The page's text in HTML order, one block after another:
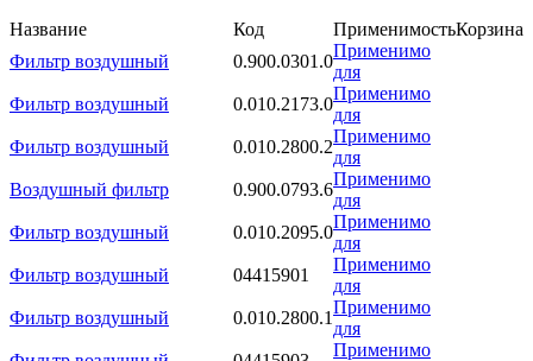
Название
Код ПрименимостьКорзина
Фильтр воздушный
0.900.0301.0
Применимо
для
Фильтр воздушный
0.010.2173.0
Применимо
для
Фильтр воздушный
0.010.2800.2
Применимо
для
Воздушный фильтр
0.900.0793.6
Применимо
для
Фильтр воздушный
0.010.2095.0
Применимо
для
Фильтр воздушный
04415901
Применимо
для
Фильтр воздушный
0.010.2800.1
Применимо
для
Применимо